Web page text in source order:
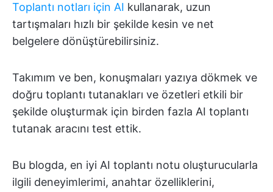
Toplantı notları için AI kullanarak, uzun
tartışmaları hızlı bir şekilde kesin ve net
belgelere dönüştürebilirsiniz.
Takımım ve ben, konuşmaları yazıya dökmek ve
doğru toplantı tutanakları ve özetleri etkili bir
şekilde oluşturmak için birden fazla AI toplantı
tutanak aracını test ettik.
Bu blogda, en iyi AI toplantı notu oluşturucularla
ilgili deneyimlerimi, anahtar özelliklerini,